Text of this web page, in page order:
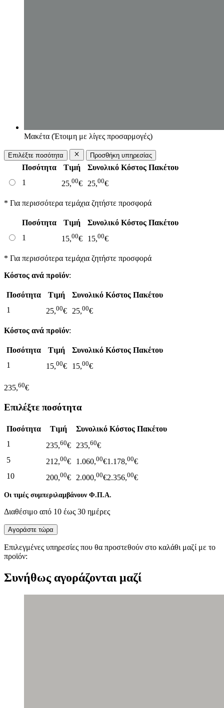
Μακέτα (Έτοιμη με λίγες προσαρμογές)
Επιλέξτε ποσότητα Προσθήκη υπηρεσίας
Ποσότητα Τιμή
Συνολικό Κόστος Πακέτου
1
25,00€ 25,00€
* Για περισσότερα τεμάχια ζητήστε προσφορά
Ποσότητα Τιμή
Συνολικό Κόστος Πακέτου
1
15,00€ 15,00€
* Για περισσότερα τεμάχια ζητήστε προσφορά
Κόστος ανά προϊόν:
Ποσότητα Τιμή
Συνολικό Κόστος Πακέτου
1
25,00€ 25,00€
Κόστος ανά προϊόν:
Ποσότητα Τιμή
Συνολικό Κόστος Πακέτου
1
15,00€ 15,00€
235,60€
Επιλέξτε ποσότητα
Ποσότητα Τιμή
Συνολικό Κόστος Πακέτου
1
235,60€ 235,60€
5
212,00€ 1.060,00€1.178,00€
10
200,00€ 2.000,00€2.356,00€
Οι τιμές συμπεριλαμβάνουν Φ.Π.Α.
Διαθέσιμο από 10 έως 30 ημέρες
Αγοράστε τώρα
Επιλεγμένες υπηρεσίες που θα προστεθούν στο καλάθι μαζί με το
προϊόν:
Συνήθως αγοράζονται μαζί